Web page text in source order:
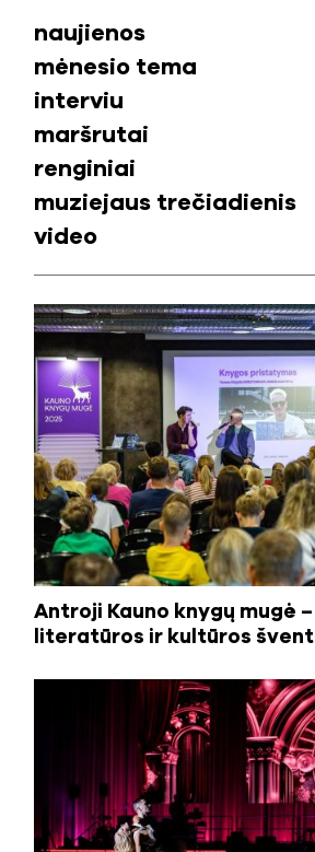
Antroji Kauno knygų mugė
literatūros ir kultūros
naujienos
mėnesio tema
interviu
maršrutai
renginiai
muziejaus trečiadienis
video